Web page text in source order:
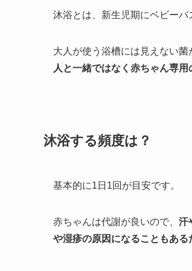
沐浴とは、新生児期にベビーバ
大人が使う浴槽には見えない菌
人と一緒ではなく赤ちゃん専
沐浴する頻度は？
基本的に1日1回が目安です。
赤ちゃんは代謝が良いので、 汗
や湿疹の原因になることもある